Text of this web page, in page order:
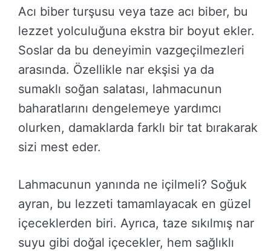
Acı biber turşusu veya taze acı biber, bu
lezzet yolculuğuna ekstra bir boyut ekler.
Soslar da bu deneyimin vazgeçilmezleri
arasında. Özellikle nar ekşisi ya da
sumaklı soğan salatası, lahmacunun
baharatlarını dengelemeye yardımcı
olurken, damaklarda farklı bir tat bırakarak
sizi mest eder.
Lahmacunun yanında ne içilmeli? Soğuk
ayran, bu lezzeti tamamlayacak en güzel
içeceklerden biri. Ayrıca, taze sıkılmış nar
suyu gibi doğal içecekler, hem sağlıklı